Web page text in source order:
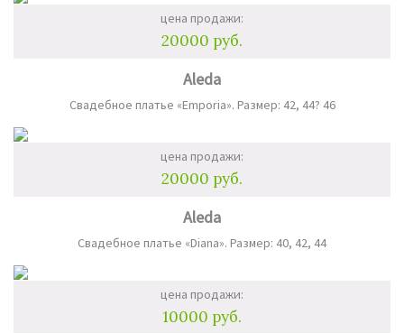
цена продажи:
20000 руб.
Aleda
Свадебное платье «Emporia». Размер: 42, 44? 46
цена продажи:
20000 руб.
Aleda
Свадебное платье «Diana». Размер: 40, 42, 44
цена продажи:
10000 руб.